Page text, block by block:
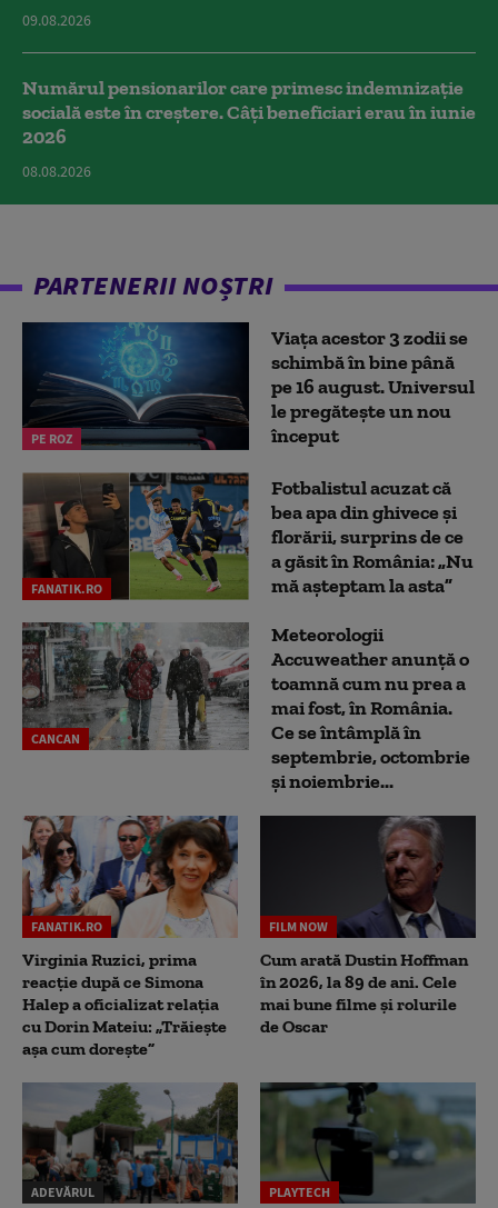
09.08.2026
Numărul pensionarilor care primesc indemnizaţie
socială este în creștere. Câți beneficiari erau în iunie
2026
08.08.2026
PARTENERII NOȘTRI
PE ROZ
Viața acestor 3 zodii se
schimbă în bine până
pe 16 august. Universul
le pregătește un nou
început
FANATIK.RO
Fotbalistul acuzat că
bea apa din ghivece și
florării, surprins de ce
a găsit în România: „Nu
mă așteptam la asta”
CANCAN
Meteorologii
Accuweather anunță o
toamnă cum nu prea a
mai fost, în România.
Ce se întâmplă în
septembrie, octombrie
și noiembrie...
FANATIK.RO
Virginia Ruzici, prima
reacție după ce Simona
Halep a oficializat relația
cu Dorin Mateiu: „Trăiește
așa cum dorește”
FILM NOW
Cum arată Dustin Hoffman
în 2026, la 89 de ani. Cele
mai bune filme și rolurile
de Oscar
ADEVĂRUL PLAYTECH